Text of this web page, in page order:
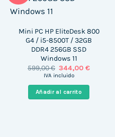
Mini PC HP EliteDesk 800
G4 / i5-8500T / 32GB
DDR4 256GB SSD
Windows 11
599,00€ El
precio
era:
599,00 €.
344,00€El
IVA incluido
Añadir al carrito